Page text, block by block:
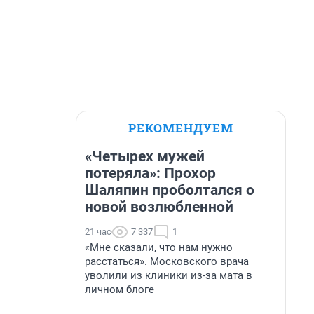
РЕКОМЕНДУЕМ
«Четырех мужей
потеряла»: Прохор
Шаляпин проболтался о
новой возлюбленной
21 час 7 337 1
«Мне сказали, что нам нужно
расстаться». Московского врача
уволили из клиники из-за мата в
личном блоге